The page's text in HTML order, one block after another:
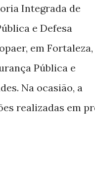
Integrada de
e Defesa
em Fortaleza,
Pública e
Na ocasião, a
realizadas em